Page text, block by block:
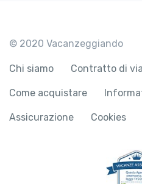
© 2020 Vacanzeggiando
Chi siamo Contratto di
Come acquistare
Assicurazione Cookies